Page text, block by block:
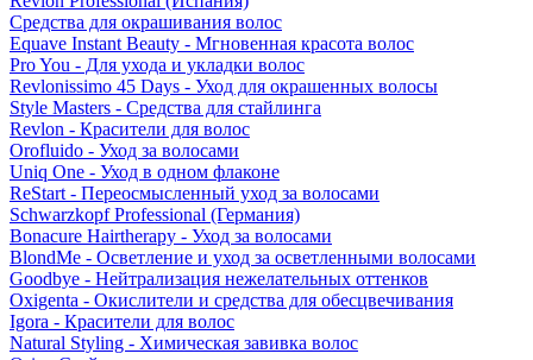
Средства для окрашивания волос
Equave Instant Beauty - Мгновенная красота волос
Pro You - Для ухода и укладки волос
Revlonissimo 45 Days - Уход для окрашенных волосы
Style Masters - Средства для стайлинга
Revlon - Красители для волос
Orofluido - Уход за волосами
Uniq One - Уход в одном флаконе
ReStart - Переосмысленный уход за волосами
Schwarzkopf Professional (Германия)
Bonacure Hairtherapy - Уход за волосами
BlondMe - Осветление и уход за осветленными волосами
Goodbye - Нейтрализация нежелательных оттенков
Oxigenta - Окислители и средства для обесцвечивания
Igora - Красители для волос
Natural Styling - Химическая завивка волос